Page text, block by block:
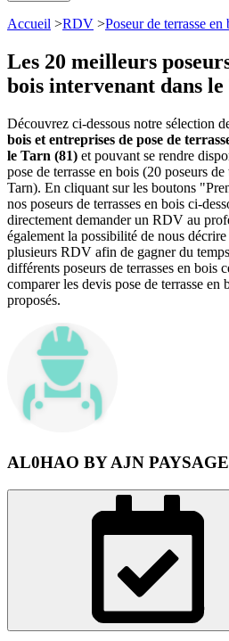
Accueil >RDV >Poseur de terrasse en
Les 20 meilleurs
bois intervenant dans
Découvrez ci-dessous notre sélection
bois et entreprises de pose de
le Tarn (81) et pouvant se rendre
pose de terrasse en bois (20 poseurs
Tarn). En cliquant sur les boutons
nos poseurs de terrasses en bois ci-
directement demander un RDV au
également la possibilité de nous
plusieurs RDV afin de gagner du
différents poseurs de terrasses en bois
comparer les devis pose de terrasse en
proposés.
AL0HAO BY AJN